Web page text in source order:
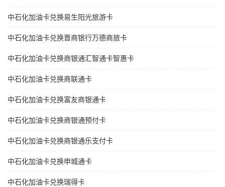
中石化加油卡兑换易生阳光旅游卡
中石化加油卡兑换晋商银行万德商旅卡
中石化加油卡兑换商银通汇智通卡智惠卡
中石化加油卡兑换商联通卡
中石化加油卡兑换富友商银通卡
中石化加油卡兑换商银通预付卡
中石化加油卡兑换商银通乐支付卡
中石化加油卡兑换申城通卡
中石化加油卡兑换瑞得卡